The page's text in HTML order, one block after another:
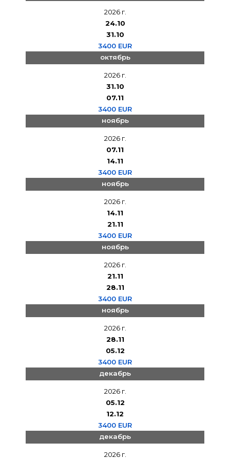
2026 г.
24.10
31.10
3400 EUR
октябрь
2026 г.
31.10
07.11
3400 EUR
ноябрь
2026 г.
07.11
14.11
3400 EUR
ноябрь
2026 г.
14.11
21.11
3400 EUR
ноябрь
2026 г.
21.11
28.11
3400 EUR
ноябрь
2026 г.
28.11
05.12
3400 EUR
декабрь
2026 г.
05.12
12.12
3400 EUR
декабрь
2026 г.